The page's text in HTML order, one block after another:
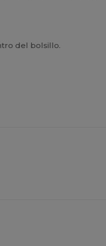
del bolsillo.